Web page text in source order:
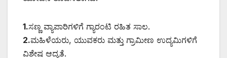
1.ಸಣ್ಣ ವ್ಯಾಪಾರಿಗಳಿಗೆ ಗ್ಯಾರಂಟಿ ರಹಿತ ಸಾಲ.
2.ಮಹಿಳೆಯರು, ಯುವಕರು ಮತ್ತು ಗ್ರಾಮೀಣ ಉದ್ಯಮಿಗಳಿಗೆ
ವಿಶೇಷ ಆದ್ಯತೆ.